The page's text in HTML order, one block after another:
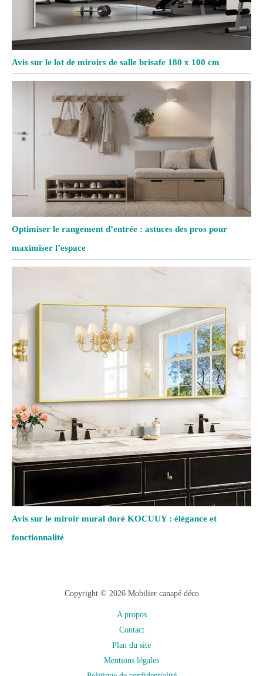
Avis sur le lot de miroirs de salle brisafe 180 x 100 cm
Optimiser le rangement d’entrée : astuces des pros pour
maximiser l’espace
Avis sur le miroir mural doré KOCUUY : élégance et
fonctionnalité
Copyright © 2026 Mobilier canapé déco
A propos
Contact
Plan du site
Mentions légales